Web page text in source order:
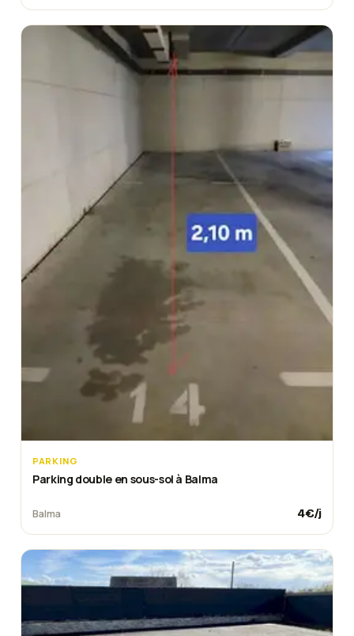
privée élimine tous ces inconvénients d'un seul coup.
Le véhicule est à l'abri des éléments, à l'abri des
regards et des actes malveillants, et son propriétaire
sait exactement où il se trouve, quoi qu'il arrive.
négociation d'un contrat d'assurance automobile,
certains assureurs proposant des tarifs plus
avantageux pour les véhicules stationnés dans un lieu
Comment louer cette place de parking sous-sol ?
Pour louer cette place de parking sous-sol sécurisée
située près de la place Clémenceau à Hyères, il suffit
de contacter l'annonceur via la plateforme. Il est
recommandé de visiter les lieux avant de s'engager,
afin de vérifier que le gabarit du véhicule correspond
bien à la taille de l'emplacement et que les conditions
d'accès correspondent aux attentes. La disponibilité
de la place peut évoluer rapidement, compte tenu de
la rareté des stationnements privés en centre-ville de
Hyères.
PARKING
Parking double en sous-sol à Balma
Balma 4€/j